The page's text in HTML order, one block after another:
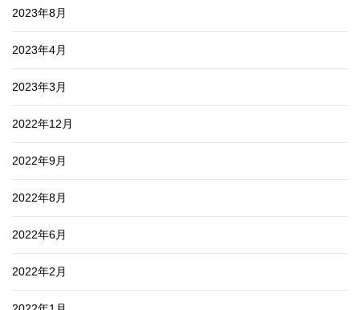
2023年8月
2023年4月
2023年3月
2022年12月
2022年9月
2022年8月
2022年6月
2022年2月